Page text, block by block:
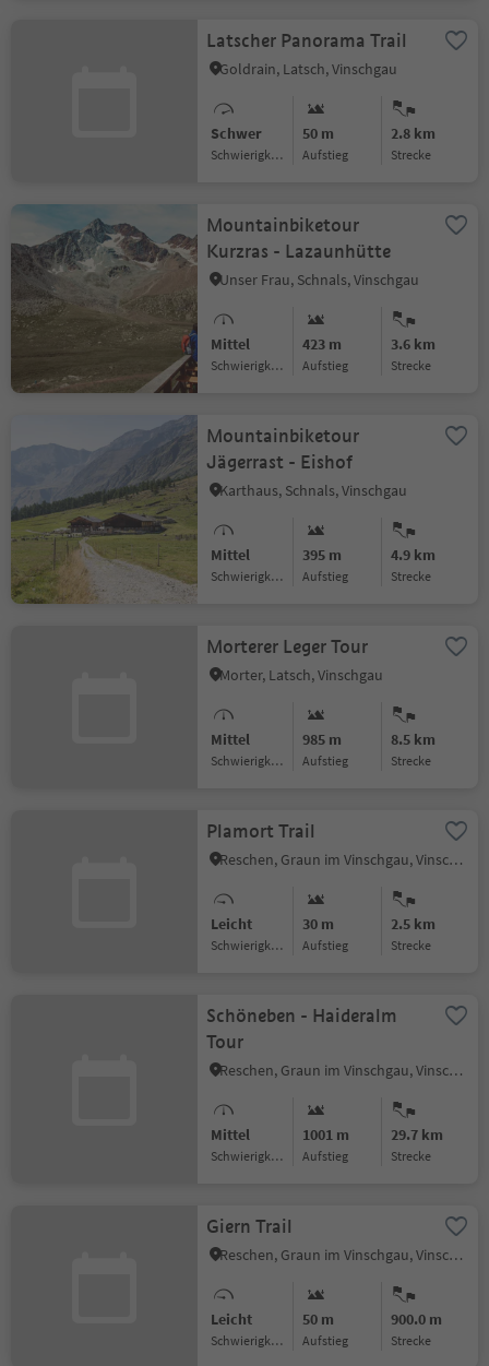
Latscher Panorama Trail
Goldrain, Latsch, Vinschgau
Schwer
Schwierigkeitsgrad
50 m
Aufstieg
2.8 km
Strecke
Mountainbiketour
Kurzras - Lazaunhütte
Unser Frau, Schnals, Vinschgau
Mittel
Schwierigkeitsgrad
423 m
Aufstieg
3.6 km
Strecke
Mountainbiketour
Jägerrast - Eishof
Karthaus, Schnals, Vinschgau
Mittel
Schwierigkeitsgrad
395 m
Aufstieg
4.9 km
Strecke
Morterer Leger Tour
Morter, Latsch, Vinschgau
Mittel
Schwierigkeitsgrad
985 m
Aufstieg
8.5 km
Strecke
Plamort Trail
Reschen, Graun im Vinschgau, Vinschgau
Leicht
Schwierigkeitsgrad
30 m
Aufstieg
2.5 km
Strecke
Schöneben - Haideralm
Tour
Reschen, Graun im Vinschgau, Vinschgau
Mittel
Schwierigkeitsgrad
1001 m
Aufstieg
29.7 km
Strecke
Giern Trail
Reschen, Graun im Vinschgau, Vinschgau
Leicht
Schwierigkeitsgrad
50 m
Aufstieg
900.0 m
Strecke